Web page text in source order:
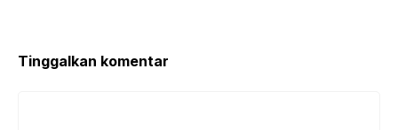
Tinggalkan komentar